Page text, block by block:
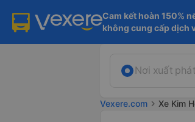
Cam kết hoàn 150%
không cung cấp dịch
Nơi xuất phát
Vexere.com chevron_right Xe Kim